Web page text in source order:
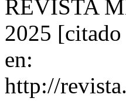
REVISTA
2025
en:
http://